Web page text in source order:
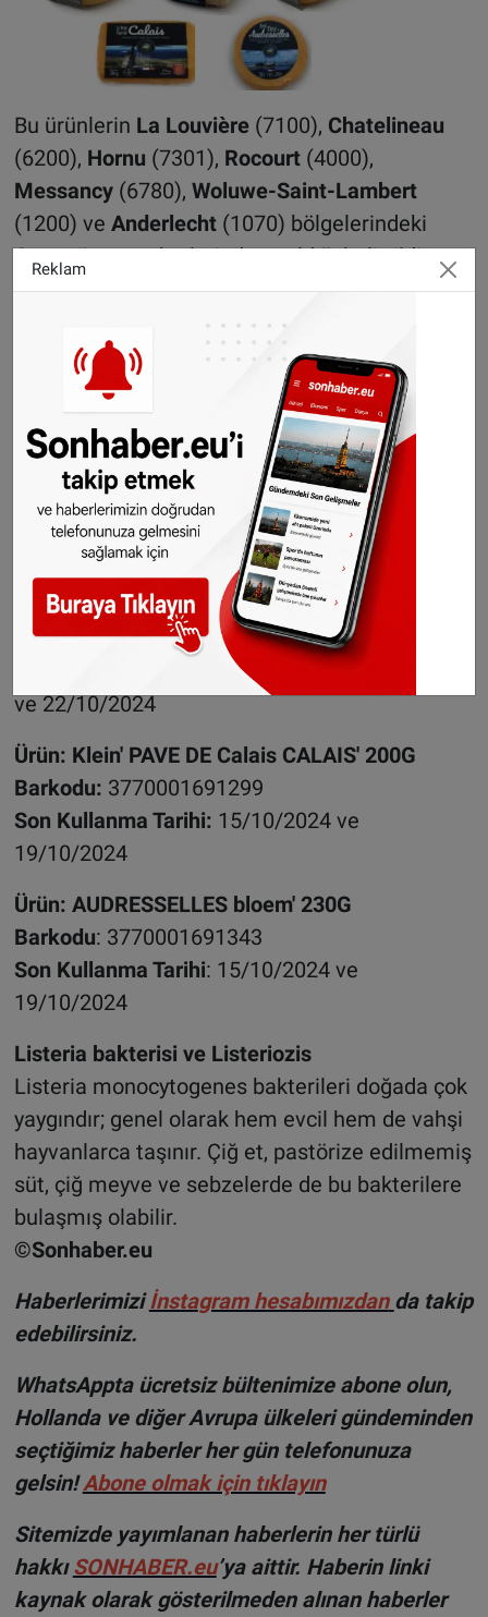
Bu ürünlerin La Louvière(7100), Chatelineau
(6200), Hornu (7301), Rocourt (4000),
Messancy (6780), Woluwe-Saint-Lambert
(1200) ve Anderlecht (1070) bölgelerindeki
Cora süpermarketlerinde satıldığı belirtildi.
Ürün De BLERIOT 230g
Barkodu:
3770001691268
Son Kullanma Tarihi:
12/10/2024 02/11/2024
Ürün: De Kleine 'TOUQUET' De fruitige 'cap gris
nez 230g
Barkodu:3770001691251
Son Kullanma Tarihi:
07/10/2024 17/10/2024
Ürün: De fruitige 'cap gris nez 230g
Barkodu:3770001691206
08/10/2024, 15/10/2024
ve 22/10/2024
Ürün: Klein' PAVE DE Calais CALAIS' 200G
Barkodu: 3770001691299
Son Kullanma Tarihi: 15/10/2024 ve
19/10/2024
Ürün: AUDRESSELLES bloem' 230G
Barkodu: 3770001691343
Son Kullanma Tarihi: 15/10/2024 ve
19/10/2024
Listeria bakterisi ve Listeriozis
Listeria monocytogenes bakterileri doğada çok
yaygındır; genel olarak hem evcil hem de vahşi
hayvanlarca taşınır. Çiğ et, pastörize edilmemiş
süt, çiğ meyve ve sebzelerde de bu bakterilere
bulaşmış olabilir.
©Sonhaber.eu
Haberlerimizi İnstagram hesabımızdan da takip
edebilirsiniz.
WhatsAppta ücretsiz bültenimize abone olun,
Hollanda ve diğer Avrupa ülkeleri gündeminden
seçtiğimiz haberler her gün telefonunuza
gelsin!Abone olmak için tıklayın
Sitemizde yayımlanan haberlerin her türlü
hakkıSONHABER.eu’ya aittir. Haberin linki
kaynak olarak gösterilmeden alınan haberler
Reklam